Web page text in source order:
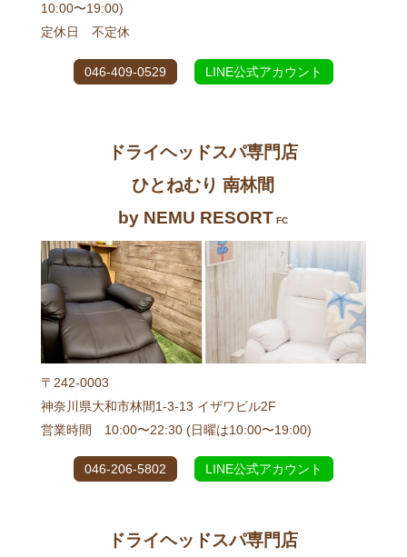
10:00〜19:00)
定休日 不定休
046-409-0529 LINE公式アカウント
ドライヘッドスパ専門店
ひとねむり 南林間
by NEMU RESORT FC
〒242-0003
神奈川県大和市林間1-3-13 イザワビル2F
営業時間 10:00〜22:30 (日曜は10:00〜19:00)
046-206-5802 LINE公式アカウント
ドライヘッドスパ専門店